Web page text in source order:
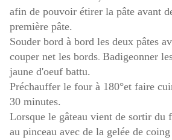
afin de pouvoir étirer la pâte avant
première pâte.
Souder bord à bord les deux pâtes
couper net les bords Badigeonner
jaune d'oeuf battu.
Préchauffer le four à 180°et faire
30 minutes.
Lorsque le gâteau vient de sortir du
au pinceau avec de la gelée de